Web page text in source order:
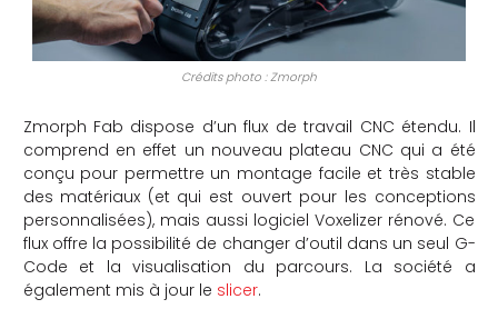
Crédits photo : Zmorph
Zmorph Fab dispose d’un flux de travail CNC étendu. Il
comprend en effet un nouveau plateau CNC qui a été
conçu pour permettre un montage facile et très stable
des matériaux (et qui est ouvert pour les conceptions
personnalisées), mais aussi logiciel Voxelizer rénové. Ce
flux offre la possibilité de changer d’outil dans un seul G-
Code et la visualisation du parcours. La société a
également mis à jour le slicer.